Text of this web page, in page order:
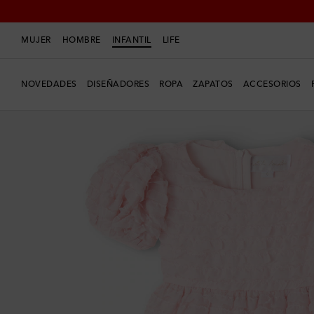
MUJER HOMBRE INFANTIL LIFE
NOVEDADES DISEÑADORES ROPA ZAPATOS ACCESORIOS